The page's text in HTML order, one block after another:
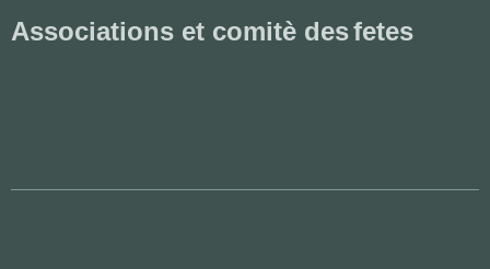
Associations et comitè desfetes